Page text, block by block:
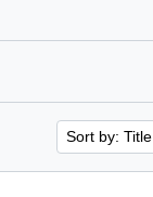
Sort by: Title